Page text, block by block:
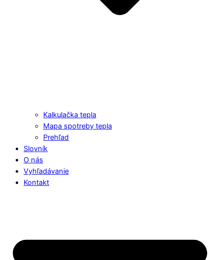
Kalkulačka tepla
Mapa spotreby tepla
Prehľad
Slovník
O nás
Vyhľadávanie
Kontakt